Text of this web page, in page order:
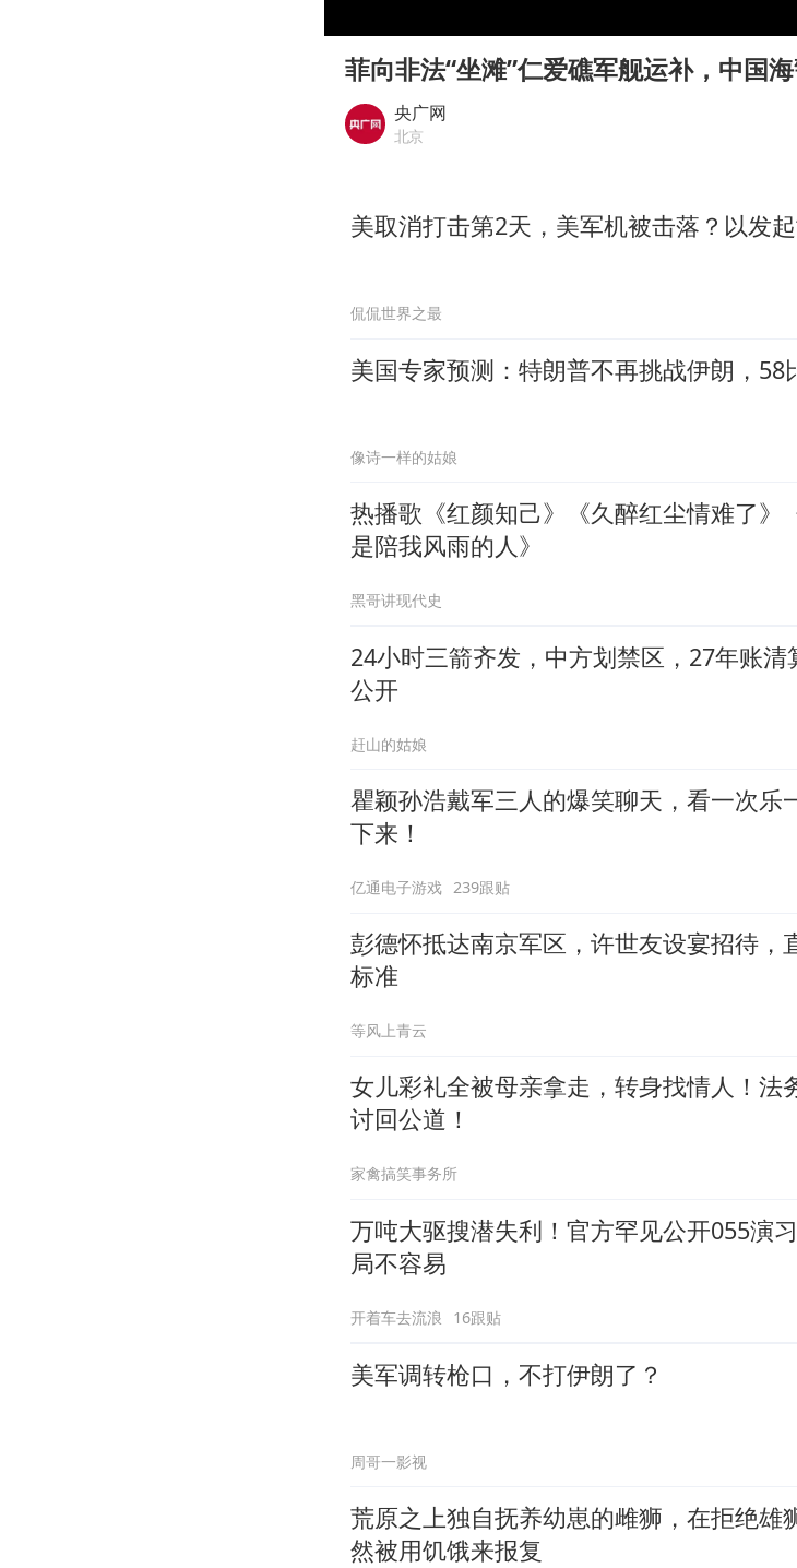
四川宜宾地震网友称睡觉被摇醒
DeepSeek投资宇树科技意味什
东方之约 相约未来
菲向非法“坐滩”仁爱礁军舰运补，中国
央广网
北京
美取消打击第2天，美军机被击落？以发
侃侃世界之最
美国专家预测：特朗普不再挑战伊朗，58
像诗一样的姑娘
热播歌《红颜知己》《久醉红尘情难了》
是陪我风雨的人》
黑哥讲现代史
24小时三箭齐发，中方划禁区，27年账清
公开
赶山的姑娘
瞿颖孙浩戴军三人的爆笑聊天，看一次乐
下来！
亿通电子游戏 239跟贴
彭德怀抵达南京军区，许世友设宴招待，
标准
等风上青云
女儿彩礼全被母亲拿走，转身找情人！法
讨回公道！
家禽搞笑事务所
万吨大驱搜潜失利！官方罕见公开055演
局不容易
开着车去流浪 16跟贴
美军调转枪口，不打伊朗了？
周哥一影视
荒原之上独自抚养幼崽的雌狮，在拒绝雄
然被用饥饿来报复